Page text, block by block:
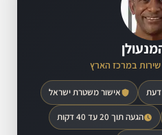
שירות במרכז הארץ
אישור משטרת ישראל
הגעה תוך 20 עד 40 דקות